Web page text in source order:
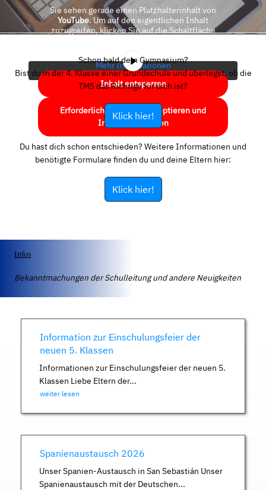
Sie sehen gerade einen Platzhalterinhalt von
YouTube. Um auf den eigentlichen Inhalt
zuzugreifen, klicken Sie auf die Schaltfläche
Mehr Informationen
Inhalt entsperren
Erforderlichen Service akzeptieren und
Inhalte entsperren
Schon bald dein Gymnasium?
Bist du in der 4. Klasse einer Grundschule und überlegst, ob die
TMS das Richtige für dich ist?
Klick hier!
Du hast dich schon entschieden? Weitere Informationen und
benötigte Formulare finden du und deine Eltern hier:
Klick hier!
Infos
Bekanntmachungen der Schulleitung und andere Neuigkeiten
Information zur Einschulungsfeier der
neuen 5. Klassen
Informationen zur Einschulungsfeier der neuen 5.
Klassen Liebe Eltern der...
weiter lesen
Spanienaustausch 2026
Unser Spanien-Austausch in San Sebastián Unser
Spanienaustausch mit der Deutschen...